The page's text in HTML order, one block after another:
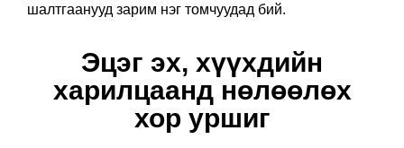
шалтгаанууд зарим нэг томчуудад бий.
Эцэг эх, хүүхдийн
харилцаанд нөлөөлөх
хор уршиг